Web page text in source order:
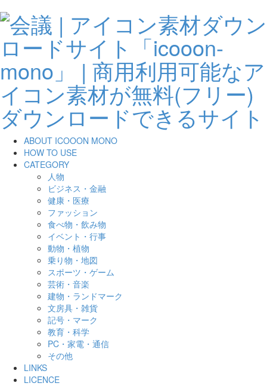
ABOUT ICOOON MONO
HOW TO USE
CATEGORY
人物
ビジネス・金融
健康・医療
ファッション
食べ物・飲み物
イベント・行事
動物・植物
乗り物・地図
スポーツ・ゲーム
芸術・音楽
建物・ランドマーク
文房具・雑貨
記号・マーク
教育・科学
PC・家電・通信
その他
LINKS
LICENCE